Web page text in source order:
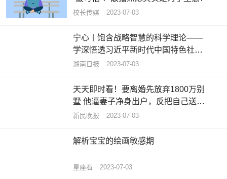
校长传媒 2023-07-03
宁心丨饱含战略智慧的科学理论——
学深悟透习近平新时代中国特色社会
主义思想之六 热头条
湖南日报 2023-07-03
天天即时看！要离婚先放弃1800万别
墅 他逼妻子净身出户，反把自己送进
班房
新民晚报 2023-07-03
解析宝宝的绘画敏感期
星座看 2023-07-03